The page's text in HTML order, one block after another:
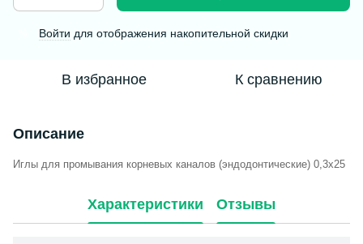
Войти для отображения накопительной скидки
В избранное К сравнению
Описание
Иглы для промывания корневых каналов (эндодонтические) 0,3х25
Характеристики Отзывы